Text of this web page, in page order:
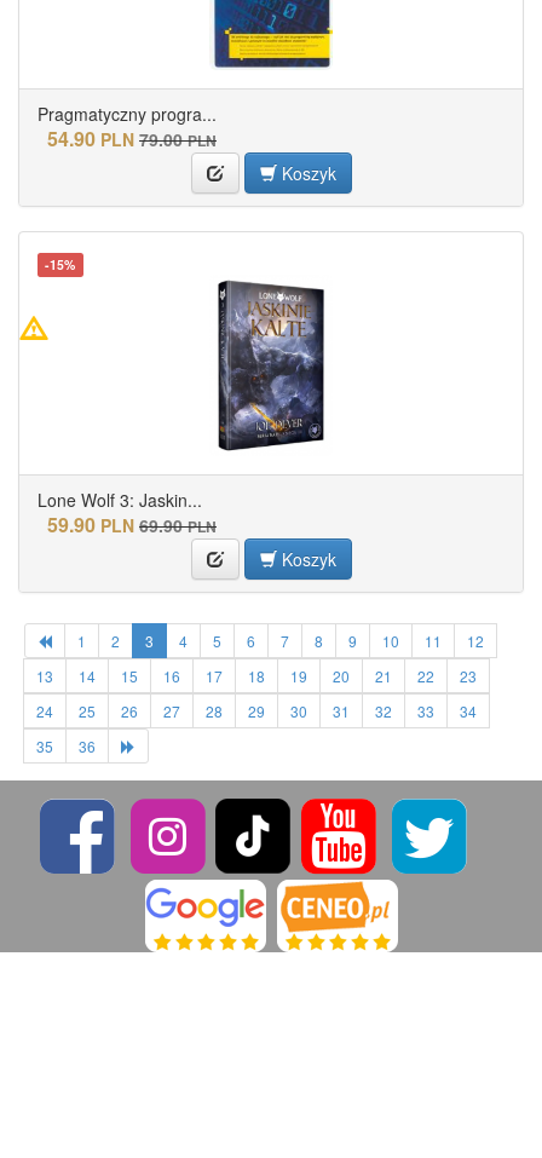
Pragmatyczny progra...
54.90 PLN 79.00 PLN
Koszyk
-15%
Lone Wolf 3: Jaskin...
59.90 PLN 69.90 PLN
Koszyk
1 2 3 4 5 6 7 8 9 10 11
12
13
14 15 16 17 18 19 20 21 22
23
24
25 26 27 28 29 30 31 32 33
34
35
36